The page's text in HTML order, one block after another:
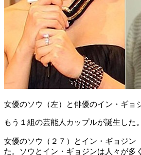
女優のソウ（左）と俳優のイン・ギョ
もう１組の芸能人カップルが誕生した。
女優のソウ（２７）とイン・ギョジン
た。ソウとイン・ギョジンは人々が多